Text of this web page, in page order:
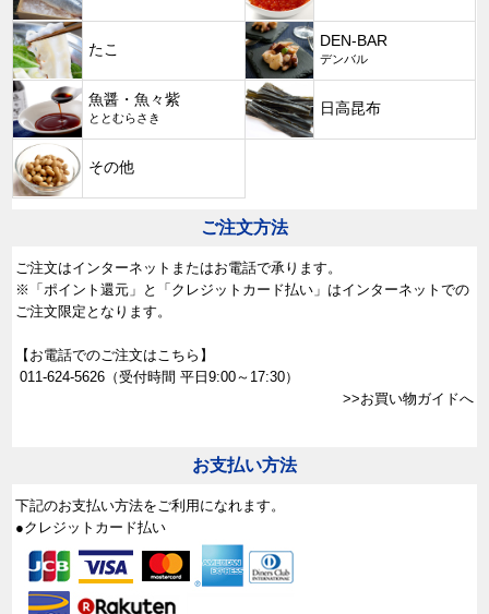
たこ
DEN-BAR
デンバル
魚醤・魚々紫
ととむらさき
日高昆布
その他
ご注文方法
ご注文はインターネットまたはお電話で承ります。
※「ポイント還元」と「クレジットカード払い」はインターネットでの
ご注文限定となります。
【お電話でのご注文はこちら】
011-624-5626 （受付時間 平日9:00～17:30）
>>お買い物ガイドへ
お支払い方法
下記のお支払い方法をご利用になれます。
●クレジットカード払い